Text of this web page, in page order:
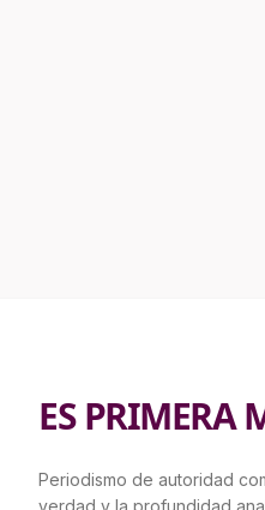
ES PRIMERA
Periodismo de autoridad
verdad y la profundidad